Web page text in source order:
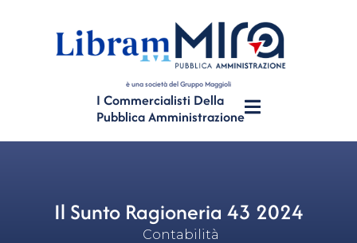
è una società del Gruppo Maggioli
I Commercialisti Della
Pubblica Amministrazione
Il Sunto Ragioneria 43 2024
Contabilità